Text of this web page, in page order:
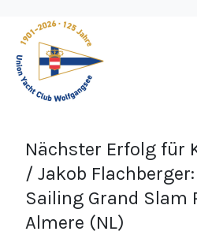
Nächster Erfolg für
/ Jakob
Sailing Grand Slam
Almere (NL)